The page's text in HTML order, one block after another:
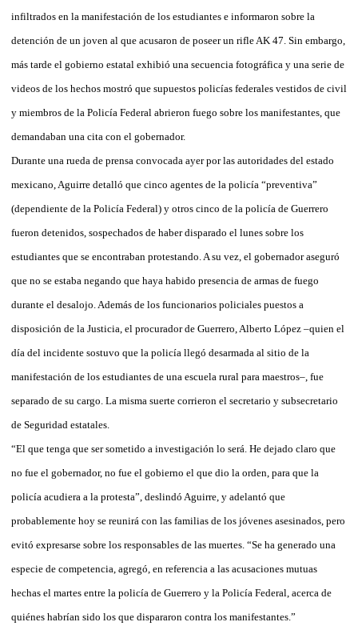
infiltrados en la manifestación de los estudiantes e informaron sobre la
detención de un joven al que acusaron de poseer un rifle AK 47. Sin embargo,
más tarde el gobierno estatal exhibió una secuencia fotográfica y una serie de
videos de los hechos mostró que supuestos policías federales vestidos de civil
y miembros de la Policía Federal abrieron fuego sobre los manifestantes, que
demandaban una cita con el gobernador.
Durante una rueda de prensa convocada ayer por las autoridades del estado
mexicano, Aguirre detalló que cinco agentes de la policía “preventiva”
(dependiente de la Policía Federal) y otros cinco de la policía de Guerrero
fueron detenidos, sospechados de haber disparado el lunes sobre los
estudiantes que se encontraban protestando. A su vez, el gobernador aseguró
que no se estaba negando que haya habido presencia de armas de fuego
durante el desalojo. Además de los funcionarios policiales puestos a
disposición de la Justicia, el procurador de Guerrero, Alberto López –quien el
día del incidente sostuvo que la policía llegó desarmada al sitio de la
manifestación de los estudiantes de una escuela rural para maestros–, fue
separado de su cargo. La misma suerte corrieron el secretario y subsecretario
de Seguridad estatales.
“El que tenga que ser sometido a investigación lo será. He dejado claro que
no fue el gobernador, no fue el gobierno el que dio la orden, para que la
policía acudiera a la protesta”, deslindó Aguirre, y adelantó que
probablemente hoy se reunirá con las familias de los jóvenes asesinados, pero
evitó expresarse sobre los responsables de las muertes. “Se ha generado una
especie de competencia, agregó, en referencia a las acusaciones mutuas
hechas el martes entre la policía de Guerrero y la Policía Federal, acerca de
quiénes habrían sido los que dispararon contra los manifestantes.”